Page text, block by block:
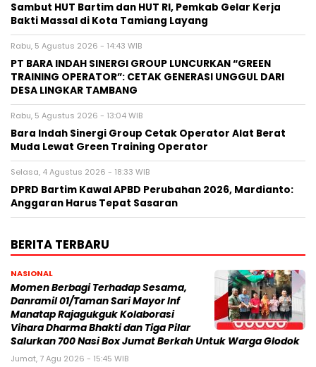
Sambut HUT Bartim dan HUT RI, Pemkab Gelar Kerja
Bakti Massal di Kota Tamiang Layang
Rabu, 5 Agustus 2026 - 14:43 WIB
PT BARA INDAH SINERGI GROUP LUNCURKAN “GREEN
TRAINING OPERATOR”: CETAK GENERASI UNGGUL DARI
DESA LINGKAR TAMBANG
Rabu, 5 Agustus 2026 - 13:04 WIB
Bara Indah Sinergi Group Cetak Operator Alat Berat
Muda Lewat Green Training Operator
Selasa, 4 Agustus 2026 - 18:33 WIB
DPRD Bartim Kawal APBD Perubahan 2026, Mardianto:
Anggaran Harus Tepat Sasaran
BERITA TERBARU
NASIONAL
Momen Berbagi Terhadap Sesama,
Danramil 01/Taman Sari Mayor Inf
Manatap Rajagukguk Kolaborasi
Vihara Dharma Bhakti dan Tiga Pilar
Salurkan 700 Nasi Box Jumat Berkah Untuk Warga Glodok
Jumat, 7 Agu 2026 - 15:45 WIB